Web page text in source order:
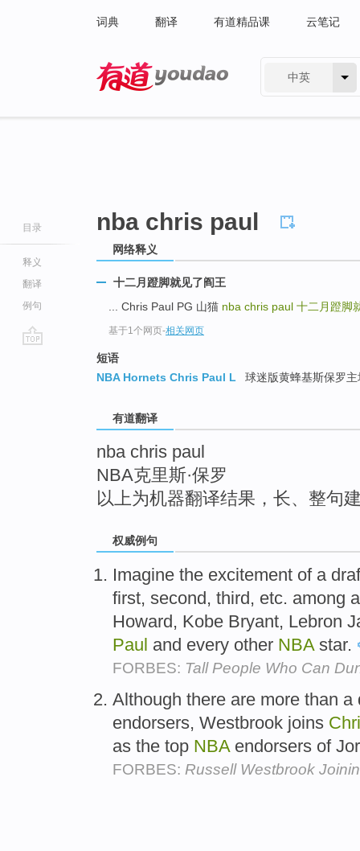
词典 翻译 有道精品课 云笔记
中英
目录
释义
翻译
例句
nba chris paul
网络释义
十二月蹬脚就见了阎王
... Chris Paul PG 山猫 nba chris paul 十二月蹬脚
基于1个网页-相关网页
短语
NBA Hornets Chris Paul L
球迷版黄蜂基斯保罗
有道翻译
nba chris paul
NBA克里斯·保罗
以上为机器翻译结果，长、整句
权威例句
Imagine the excitement of a
first, second, third, etc. among
Howard, Kobe Bryant, Lebron
Paul and every other NBAstar.
FORBES: Tall People Who Can
Although there are more than
endorsers, Westbrook joins
as the top NBA endorsers of
FORBES: Russell Westbrook